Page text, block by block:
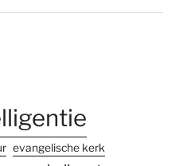
evangelische kerk